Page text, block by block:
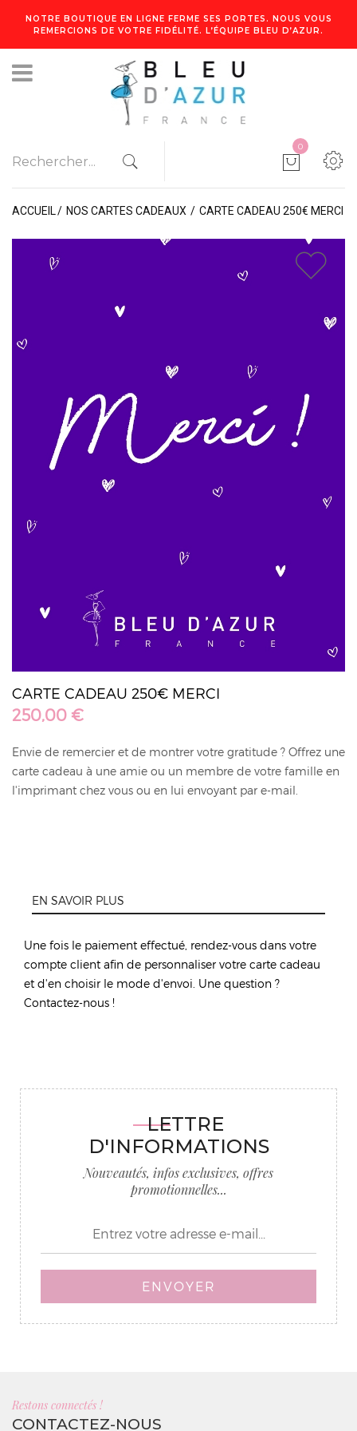
NOTRE BOUTIQUE EN LIGNE FERME SES PORTES. NOUS VOUS
REMERCIONS DE VOTRE FIDÉLITÉ. L’ÉQUIPE BLEU D’AZUR.
0
ACCUEIL NOS CARTES CADEAUX CARTE CADEAU 250€ MERCI
CARTE CADEAU 250€ MERCI
250,00 €
Envie de remercier et de montrer votre gratitude ? Offrez une
carte cadeau à une amie ou un membre de votre famille en
l'imprimant chez vous ou en lui envoyant par e-mail.
EN SAVOIR PLUS
Une fois le paiement effectué, rendez-vous dans votre
compte client afin de personnaliser votre carte cadeau
et d'en choisir le mode d'envoi. Une question ?
Contactez-nous !
LETTRE
D'INFORMATIONS
Nouveautés, infos exclusives, offres
promotionnelles...
ENVOYER
Restons connectés !
CONTACTEZ-NOUS